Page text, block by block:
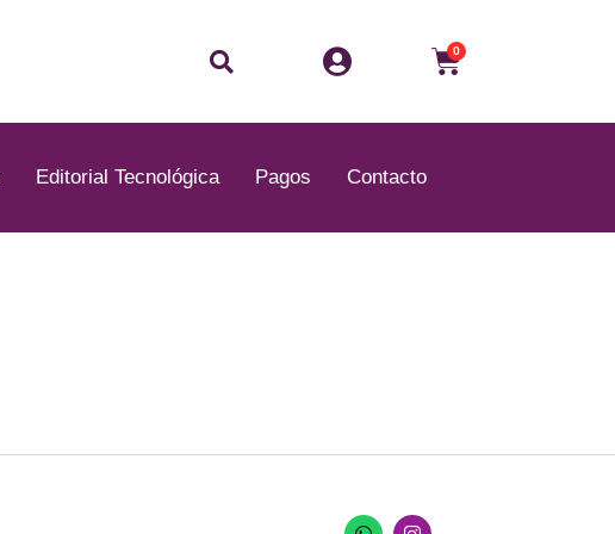
Buscar 0
Carrito
Editorial Tecnológica Pagos Contacto
W
I